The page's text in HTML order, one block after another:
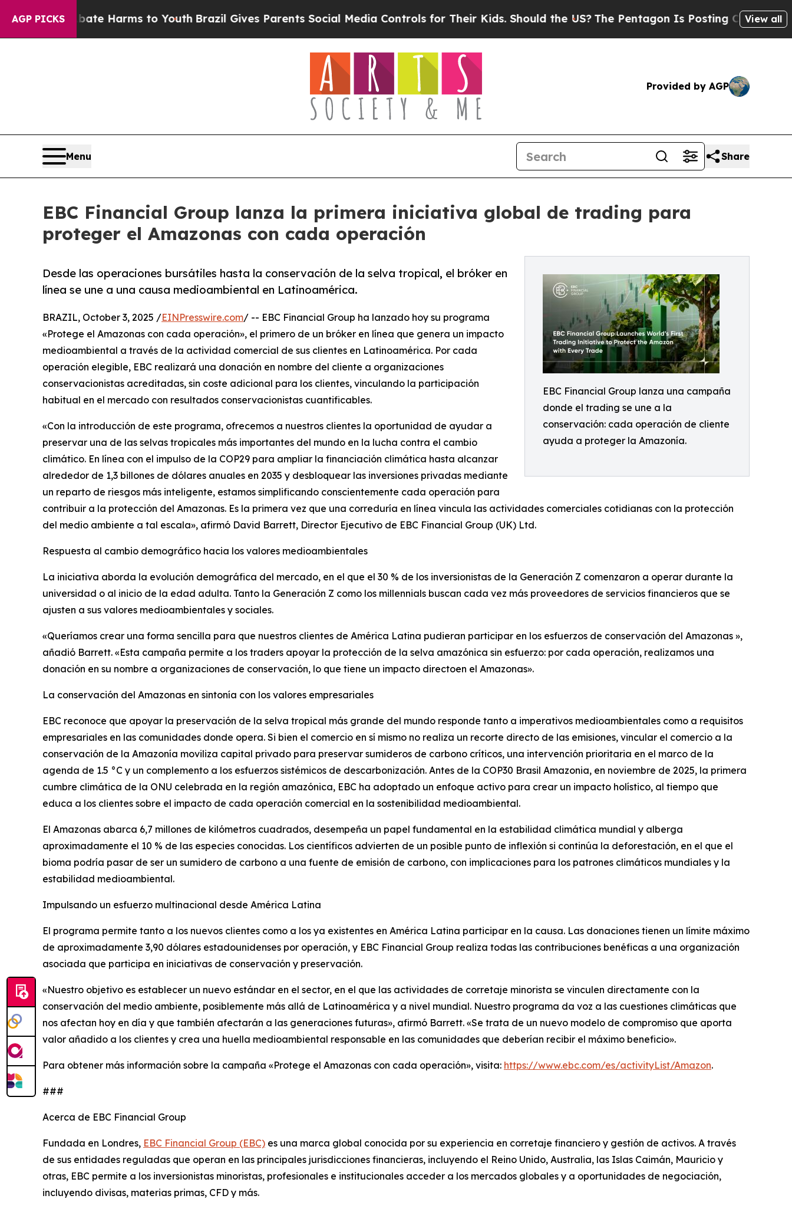
AGP PICKS
Abate Harms to YouthBrazil Gives Parents Social Media Controls for Their Kids. Should the US?The Pentagon Is Posting Cryptic BiblicalView all
Provided by AGP
Menu Share
EBC Financial Group lanza la primera iniciativa global de trading para
proteger el Amazonas con cada operación
EBC Financial Group lanza una campaña
donde el trading se une a la
conservación: cada operación de cliente
ayuda a proteger la Amazonía.
Desde las operaciones bursátiles hasta la conservación de la selva tropical, el bróker en
línea se une a una causa medioambiental en Latinoamérica.
BRAZIL, October 3, 2025 /EINPresswire.com/ -- EBC Financial Group ha lanzado hoy su programa
«Protege el Amazonas con cada operación», el primero de un bróker en línea que genera un impacto
medioambiental a través de la actividad comercial de sus clientes en Latinoamérica. Por cada
operación elegible, EBC realizará una donación en nombre del cliente a organizaciones
conservacionistas acreditadas, sin coste adicional para los clientes, vinculando la participación
habitual en el mercado con resultados conservacionistas cuantificables.
«Con la introducción de este programa, ofrecemos a nuestros clientes la oportunidad de ayudar a
preservar una de las selvas tropicales más importantes del mundo en la lucha contra el cambio
climático. En línea con el impulso de la COP29 para ampliar la financiación climática hasta alcanzar
alrededor de 1,3 billones de dólares anuales en 2035 y desbloquear las inversiones privadas mediante
un reparto de riesgos más inteligente, estamos simplificando conscientemente cada operación para
contribuir a la protección del Amazonas. Es la primera vez que una correduría en línea vincula las actividades comerciales cotidianas con la protección
del medio ambiente a tal escala», afirmó David Barrett, Director Ejecutivo de EBC Financial Group (UK) Ltd.
Respuesta al cambio demográfico hacia los valores medioambientales
La iniciativa aborda la evolución demográfica del mercado, en el que el 30 % de los inversionistas de la Generación Z comenzaron a operar durante la
universidad o al inicio de la edad adulta. Tanto la Generación Z como los millennials buscan cada vez más proveedores de servicios financieros que se
ajusten a sus valores medioambientales y sociales.
«Queríamos crear una forma sencilla para que nuestros clientes de América Latina pudieran participar en los esfuerzos de conservación del Amazonas »,
añadió Barrett. «Esta campaña permite a los traders apoyar la protección de la selva amazónica sin esfuerzo: por cada operación, realizamos una
donación en su nombre a organizaciones de conservación, lo que tiene un impacto directoen el Amazonas».
La conservación del Amazonas en sintonía con los valores empresariales
EBC reconoce que apoyar la preservación de la selva tropical más grande del mundo responde tanto a imperativos medioambientales como a requisitos
empresariales en las comunidades donde opera. Si bien el comercio en sí mismo no realiza un recorte directo de las emisiones, vincular el comercio a la
conservación de la Amazonía moviliza capital privado para preservar sumideros de carbono críticos, una intervención prioritaria en el marco de la
agenda de 1.5 °C y un complemento a los esfuerzos sistémicos de descarbonización. Antes de la COP30 Brasil Amazonia, en noviembre de 2025, la primera
cumbre climática de la ONU celebrada en la región amazónica, EBC ha adoptado un enfoque activo para crear un impacto holístico, al tiempo que
educa a los clientes sobre el impacto de cada operación comercial en la sostenibilidad medioambiental.
El Amazonas abarca 6,7 millones de kilómetros cuadrados, desempeña un papel fundamental en la estabilidad climática mundial y alberga
aproximadamente el 10 % de las especies conocidas. Los científicos advierten de un posible punto de inflexión si continúa la deforestación, en el que el
bioma podría pasar de ser un sumidero de carbono a una fuente de emisión de carbono, con implicaciones para los patrones climáticos mundiales y la
estabilidad medioambiental.
Impulsando un esfuerzo multinacional desde América Latina
El programa permite tanto a los nuevos clientes como a los ya existentes en América Latina participar en la causa. Las donaciones tienen un límite máximo
de aproximadamente 3,90 dólares estadounidenses por operación, y EBC Financial Group realiza todas las contribuciones benéficas a una organización
asociada que participa en iniciativas de conservación y preservación.
«Nuestro objetivo es establecer un nuevo estándar en el sector, en el que las actividades de corretaje minorista se vinculen directamente con la
conservación del medio ambiente, posiblemente más allá de Latinoamérica y a nivel mundial. Nuestro programa da voz a las cuestiones climáticas que
nos afectan hoy en día y que también afectarán a las generaciones futuras», afirmó Barrett. «Se trata de un nuevo modelo de compromiso que aporta
valor añadido a los clientes y crea una huella medioambiental responsable en las comunidades que deberían recibir el máximo beneficio».
Para obtener más información sobre la campaña «Protege el Amazonas con cada operación», visita: https://www.ebc.com/es/activityList/Amazon.
###
Acerca de EBC Financial Group
Fundada en Londres, EBC Financial Group (EBC) es una marca global conocida por su experiencia en corretaje financiero y gestión de activos. A través
de sus entidades reguladas que operan en las principales jurisdicciones financieras, incluyendo el Reino Unido, Australia, las Islas Caimán, Mauricio y
otras, EBC permite a los inversionistas minoristas, profesionales e institucionales acceder a los mercados globales y a oportunidades de negociación,
incluyendo divisas, materias primas, CFD y más.